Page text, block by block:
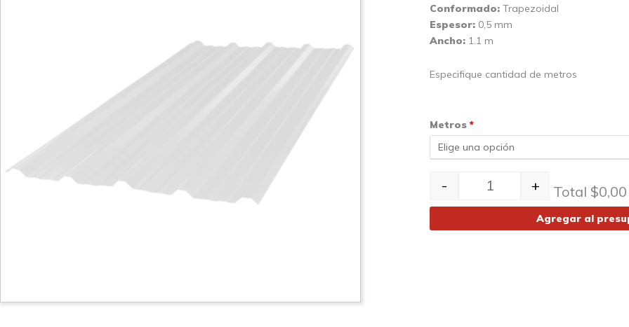
Conformado: Trapezoidal
Espesor: 0,5 mm
Ancho: 1.1 m
Especifique cantidad de metros
Metros *
- +
Agregar al
Total $0,00